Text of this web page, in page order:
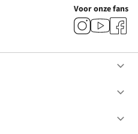
Voor onze fans